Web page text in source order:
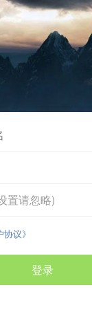
置请忽略)
协议》
登录